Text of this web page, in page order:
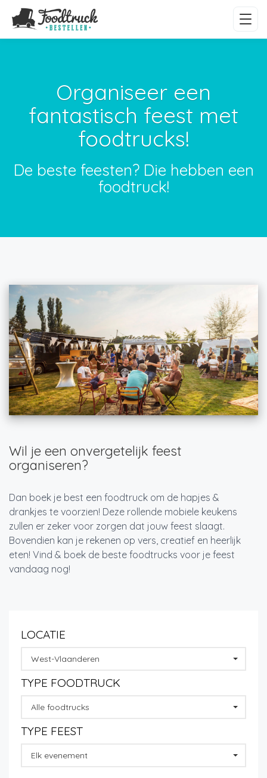
Organiseer een
fantastisch feest met
foodtrucks!
De beste feesten? Die hebben een
foodtruck!
Wil je een onvergetelijk feest
organiseren?
Dan boek je best een foodtruck om de hapjes &
drankjes te voorzien! Deze rollende mobiele keukens
zullen er zeker voor zorgen dat jouw feest slaagt.
Bovendien kan je rekenen op vers, creatief en heerlijk
eten! Vind & boek de beste foodtrucks voor je feest
vandaag nog!
LOCATIE
West-Vlaanderen
TYPE FOODTRUCK
Alle foodtrucks
TYPE FEEST
Elk evenement